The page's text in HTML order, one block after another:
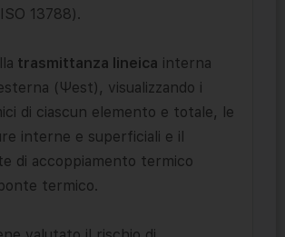
13788).
trasmittanza lineica interna
(Ψest), visualizzando i
di ciascun elemento e totale, le
interne e superficiali e il
di accoppiamento termico
termico.